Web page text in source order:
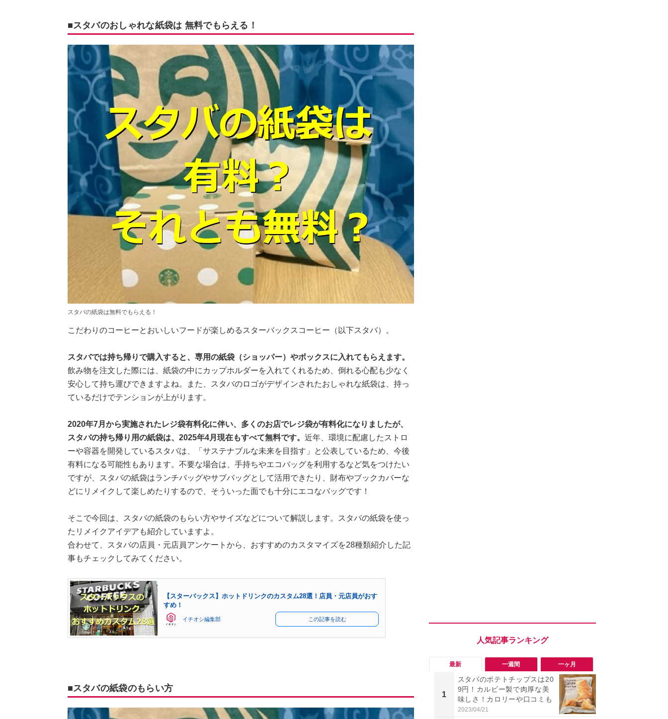
■スタバのおしゃれな紙袋は 無料でもらえる！
スタバの紙袋は無料でもらえる！
こだわりのコーヒーとおいしいフードが楽しめるスターバックスコーヒー（以下スタバ）。
スタバでは持ち帰りで購入すると、専用の紙袋（ショッパー）やボックスに入れてもらえます。
飲み物を注文した際には、紙袋の中にカップホルダーを入れてくれるため、倒れる心配も少なく
安心して持ち運びできますよね。また、スタバのロゴがデザインされたおしゃれな紙袋は、持っ
ているだけでテンションが上がります。
2020年7月から実施されたレジ袋有料化に伴い、多くのお店でレジ袋が有料化になりましたが、
スタバの持ち帰り用の紙袋は、2025年4月現在もすべて無料です。 近年、環境に配慮したストロ
ーや容器を開発しているスタバは、「サステナブルな未来を目指す」と公表しているため、今後
有料になる可能性もあります。不要な場合は、手持ちやエコバッグを利用するなど気をつけたい
ですが、スタバの紙袋はランチバッグやサブバッグとして活用できたり、財布やブックカバーな
どにリメイクして楽しめたりするので、そういった面でも十分にエコなバッグです！
そこで今回は、スタバの紙袋のもらい方やサイズなどについて解説します。スタバの紙袋を使っ
たリメイクアイデアも紹介していますよ。
合わせて、スタバの店員・元店員アンケートから、おすすめのカスタマイズを28種類紹介した記
事もチェックしてみてください。
【スターバックス】ホットドリンクのカスタム28選！店員・元店員がおす
すめ！
イチオシ編集部 この記事を読む
■スタバの紙袋のもらい方
最新 一週間 一ヶ月
1
スタバのポテトチップスは20
9円！カルビー製で肉厚な美
味しさ！カロリーや口コミも
2023/04/21